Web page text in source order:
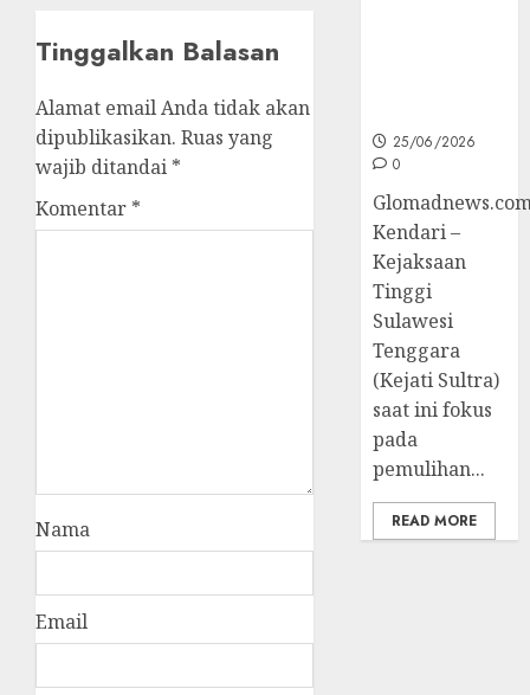
Tinggalkan Balasan
Alamat email Anda tidak akan
dipublikasikan. Ruas yang
wajib ditandai *
Komentar *
Nama
Email
25/06/2026
0
Kendari –
Kejaksaan
Tinggi
Sulawesi
Tenggara
(Kejati Sultra)
saat ini fokus
pada
pemulihan...
READ MORE